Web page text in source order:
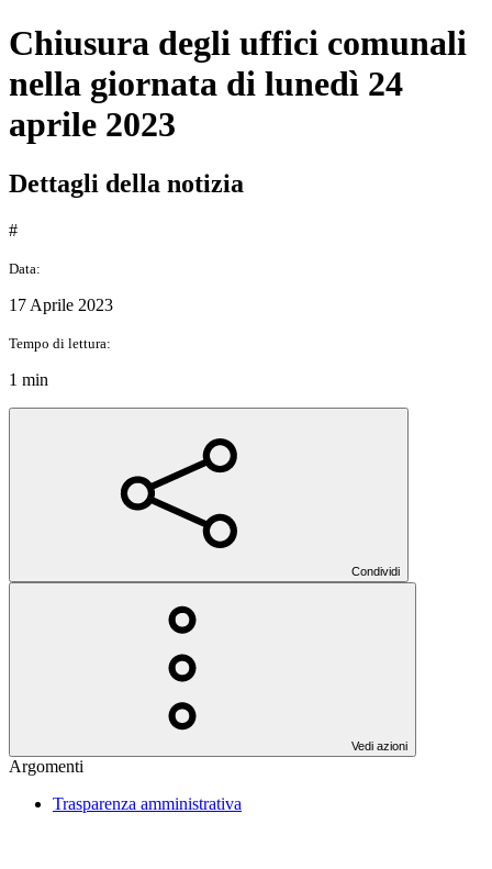
Chiusura degli uffici comunali
nella giornata di lunedì 24
aprile 2023
Dettagli della notizia
#
Data:
17 Aprile 2023
Tempo di lettura:
1 min
Condividi
Vedi azioni
Argomenti
Trasparenza amministrativa